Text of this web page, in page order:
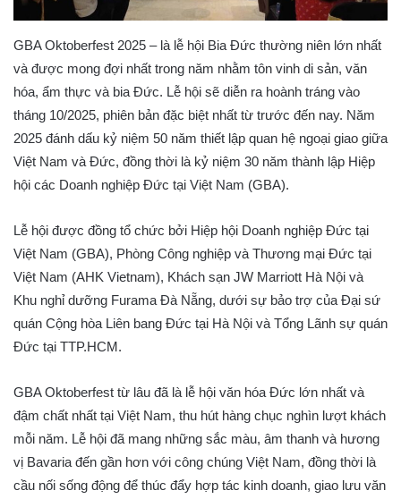
GBA Oktoberfest 2025 – là lễ hội Bia Đức thường niên lớn nhất
và được mong đợi nhất trong năm nhằm tôn vinh di sản, văn
hóa, ẩm thực và bia Đức. Lễ hội sẽ diễn ra hoành tráng vào
tháng 10/2025, phiên bản đặc biệt nhất từ trước đến nay. Năm
2025 đánh dấu kỷ niệm 50 năm thiết lập quan hệ ngoại giao giữa
Việt Nam và Đức, đồng thời là kỷ niệm 30 năm thành lập Hiệp
hội các Doanh nghiệp Đức tại Việt Nam (GBA).
Lễ hội được đồng tổ chức bởi Hiệp hội Doanh nghiệp Đức tại
Việt Nam (GBA), Phòng Công nghiệp và Thương mại Đức tại
Việt Nam (AHK Vietnam), Khách sạn JW Marriott Hà Nội và
Khu nghỉ dưỡng Furama Đà Nẵng, dưới sự bảo trợ của Đại sứ
quán Cộng hòa Liên bang Đức tại Hà Nội và Tổng Lãnh sự quán
Đức tại TTP.HCM.
GBA Oktoberfest từ lâu đã là lễ hội văn hóa Đức lớn nhất và
đậm chất nhất tại Việt Nam, thu hút hàng chục nghìn lượt khách
mỗi năm. Lễ hội đã mang những sắc màu, âm thanh và hương
vị Bavaria đến gần hơn với công chúng Việt Nam, đồng thời là
cầu nối sống động để thúc đẩy hợp tác kinh doanh, giao lưu văn